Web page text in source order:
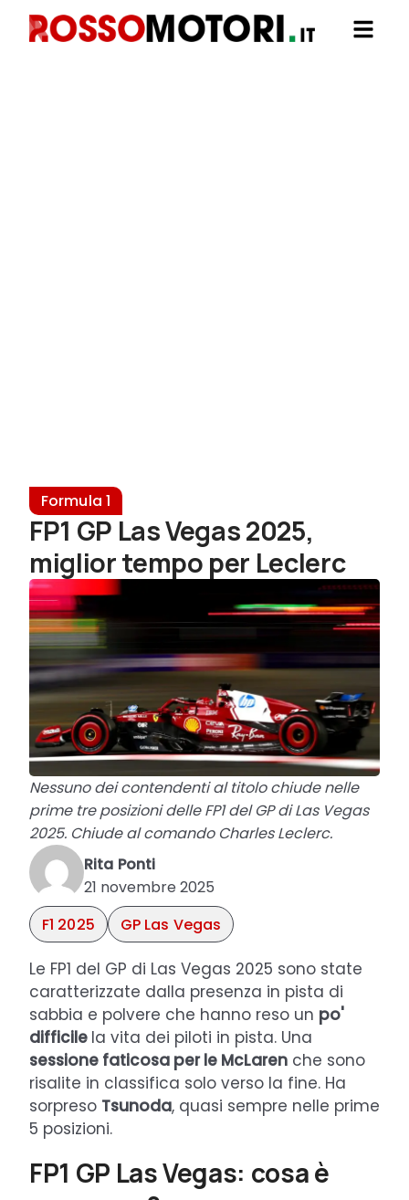
Formula 1
FP1 GP Las Vegas 2025,
miglior tempo per Leclerc
Nessuno dei contendenti al titolo chiude nelle
prime tre posizioni delle FP1 del GP di Las Vegas
2025. Chiude al comando Charles Leclerc.
Rita Ponti
21 novembre 2025
F1 2025
GP Las Vegas
Le FP1 del GP di Las Vegas 2025 sono state
caratterizzate dalla presenza in pista di
sabbia e polvere che hanno reso un po'
difficile la vita dei piloti in pista. Una
sessione faticosa per le McLaren che sono
risalite in classifica solo verso la fine. Ha
sorpreso Tsunoda, quasi sempre nelle prime
5 posizioni.
FP1 GP Las Vegas: cosa è